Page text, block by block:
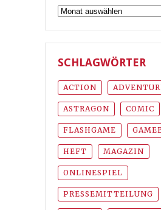
Archiv
SCHLAGWÖRTER
ACTION
ASTRAGON COMIC
FLASHGAME
HEFT MAGAZIN
ONLINESPIEL
PRESSEMITTEILUNG